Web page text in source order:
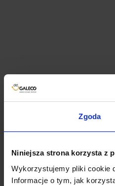
Zgoda
Niniejsza strona korzysta z
Wykorzystujemy pliki cookie
Informacje o tym, jak